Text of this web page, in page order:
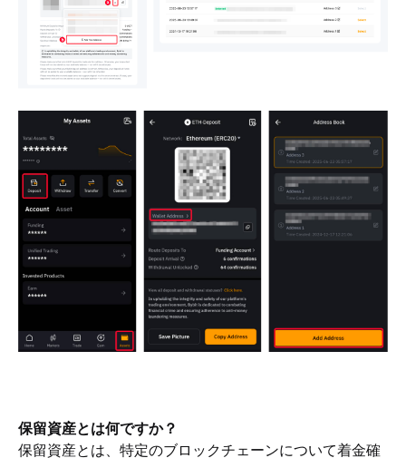
保留資産とは何ですか？
保留資産とは、特定のブロックチェーンについて着金確